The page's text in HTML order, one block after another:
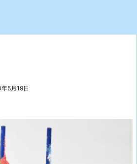
5月19日